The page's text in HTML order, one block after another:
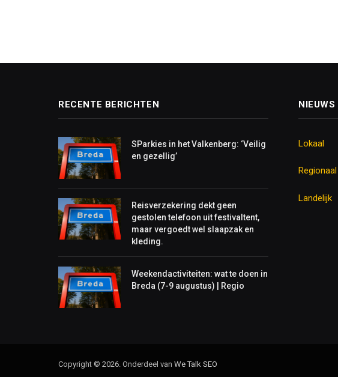
RECENTE BERICHTEN
SParkies in het Valkenberg: ‘Veilig
en gezellig’
Reisverzekering dekt geen
gestolen telefoon uit festivaltent,
maar vergoedt wel slaapzak en
kleding.
Weekendactiviteiten: wat te doen in
Breda (7-9 augustus) | Regio
NIEUWS
Lokaal
Regionaal
Landelijk
Copyright © 2026. Onderdeel van We Talk SEO